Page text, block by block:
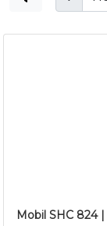
Mobil SHC 824